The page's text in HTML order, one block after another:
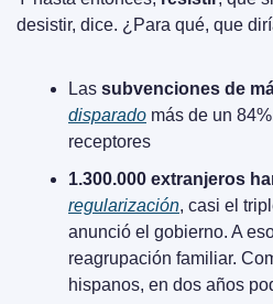
desistir, dice. ¿Para qué, que
Las subvenciones de
disparado más de un
receptores
regularización, casi el
anunció el gobierno. A
reagrupación familiar.
hispanos, en dos años